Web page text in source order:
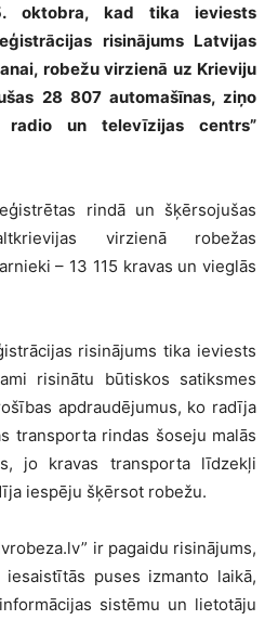
oktobra, kad tika ieviests
risinājums Latvijas
robežu virzienā uz Krieviju
28 807 automašīnas, ziņo
radio un televīzijas centrs”
rindā un šķērsojušas
virzienā robežas
– 13 115 kravas un vieglās
risinājums tika ieviests
risinātu būtiskos satiksmes
apdraudējumus, ko radīja
transporta rindas šoseju malās
jo kravas transporta līdzekļi
iespēju šķērsot robežu.
ir pagaidu risinājums,
puses izmanto laikā,
sistēmu un lietotāju